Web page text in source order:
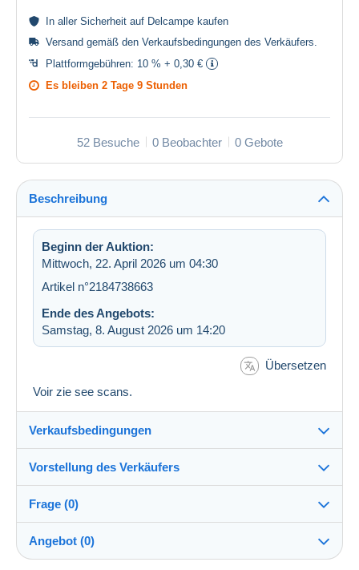
In aller Sicherheit auf Delcampe kaufen
Versand gemäß den Verkaufsbedingungen des Verkäufers
Plattformgebühren: 10 % + 0,30 €
Es bleiben 2 Tage 9 Stunden
52 Besuche 0 Beobachter 0 Gebote
Beschreibung
Beginn der Auktion:
Mittwoch, 22. April 2026 um 04:30
Artikel n°2184738663
Ende des Angebots:
Samstag, 8. August 2026 um 14:20
Übersetzen
Voir zie see scans.
Verkaufsbedingungen
Versand nach:
Die Liste der Länder einsehen
Versand:
Vorkasse
Vorstellung des Verkäufers
sunwu888100%(59228x)
Shop
Frage (0)
Angebot (0)